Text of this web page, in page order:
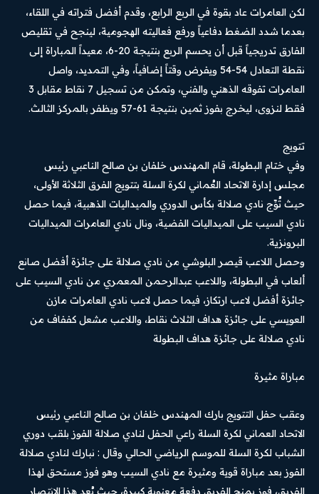
لكن العامرات عاد بقوة في الربع الرابع، وقدم أفضل فتراته في اللقاء،
بعدما شدد الضغط دفاعياً ورفع فعاليته الهجومية، لينجح في تقليص
الفارق تدريجياً قبل أن يحسم الربع بنتيجة 20-6، معيداً المباراة إلى
نقطة التعادل 54-54 ويفرض وقتاً إضافياً، وفي التمديد، واصل
العامرات تفوقه الذهني والفني، وتمكن من تسجيل 7 نقاط مقابل 3
فقط لنزوى، ليخرج بفوز ثمين بنتيجة 61-57 ويظفر بالمركز الثالث.
تتويج
وفي ختام البطولة، قام المهندس خلفان بن صالح الناعبي رئيس
مجلس إدارة الاتحاد العُماني لكرة السلة بتتويج الفرق الثلاثة الأولى،
حيث تُوِّج نادي صلالة بكأس الدوري والميداليات الذهبية، فيما حصل
نادي السيب على الميداليات الفضية، ونال نادي العامرات الميداليات
البرونزية.
وحصل اللاعب قيصر البلوشي من نادي صلالة على جائزة أفضل صانع
ألعاب في البطولة، واللاعب عبدالرحمن المعمري من نادي السيب على
جائزة أفضل لاعب ارتكاز، فيما حصل لاعب نادي العامرات مازن
العويسي على جائزة هداف الثلاث نقاط، واللاعب مشعل كففاف من
نادي صلالة على جائزة هداف البطولة
مباراة مثيرة
وعقب حفل التتويج بارك المهندس خلفان بن صالح الناعبي رئيس
الاتحاد العماني لكرة السلة راعي الحفل لنادي صلالة الفوز بلقب دوري
الشباب لكرة السلة للموسم الرياضي الحالي وقال : نبارك لنادي صلالة
الفوز بعد مباراة قوية ومثيرة مع نادي السيب وهو فوز مستحق لهذا
الفريق، فوز يمنح الفريق دفعة معنوية كبيرة، حيث يُعد هذا الانتصار